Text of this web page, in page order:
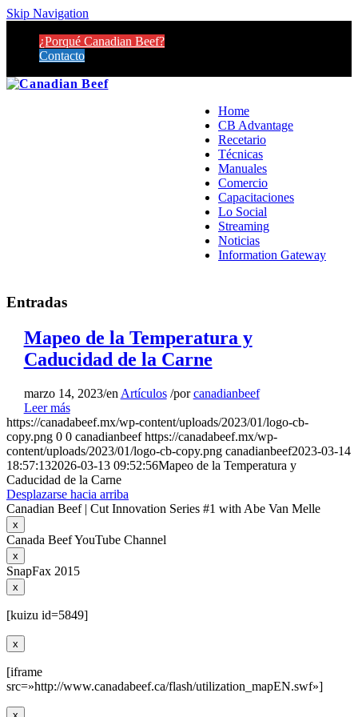
Skip Navigation
¿Porqué Canadian Beef?
Contacto
Home
CB Advantage
Recetario
Técnicas
Manuales
Comercio
Capacitaciones
Lo Social
Streaming
Noticias
Information Gateway
Entradas
Mapeo de la Temperatura y
Caducidad de la Carne
marzo 14, 2023/en Artículos /porcanadianbeef
Leer más
https://canadabeef.mx/wp-content/uploads/2023/01/logo-cb-
copy.png 0 0 canadianbeef https://canadabeef.mx/wp-
content/uploads/2023/01/logo-cb-copy.png canadianbeef2023-03-14
18:57:132026-03-13 09:52:56Mapeo de la Temperatura y
Caducidad de la Carne
Desplazarse hacia arriba
Canadian Beef | Cut Innovation Series #1 with Abe Van Melle
x
Canada Beef YouTube Channel
x
SnapFax 2015
x
[kuizu id=5849]
x
[iframe
src=»http://www.canadabeef.ca/flash/utilization_mapEN.swf»]